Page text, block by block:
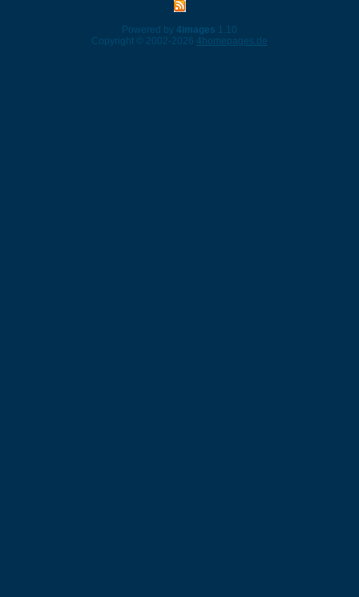
Powered by 4images 1.10
Copyright © 2002-2026 4homepages.de